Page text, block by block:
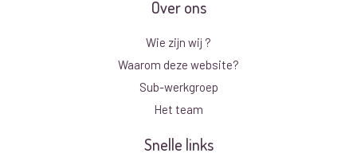
Over ons
Wie zijn wij ?
Waarom deze website?
Sub-werkgroep
Het team
Snelle links